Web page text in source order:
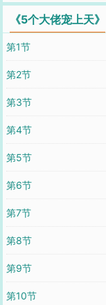
《5个大佬宠上天》
第1节
第2节
第3节
第4节
第5节
第6节
第7节
第8节
第9节
第10节